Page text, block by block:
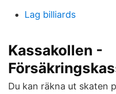
Lag billiards
Kassakollen -
Du kan räkna ut skaten